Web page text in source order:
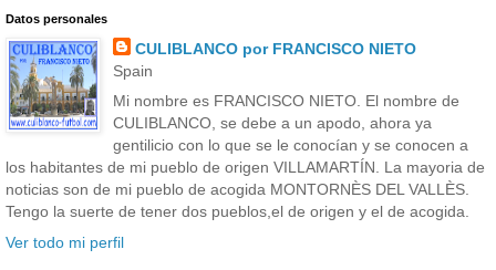
Datos personales
CULIBLANCO por FRANCISCO NIETO
Spain
Mi nombre es FRANCISCO NIETO. El nombre de
CULIBLANCO, se debe a un apodo, ahora ya
gentilicio con lo que se le conocían y se conocen a
los habitantes de mi pueblo de origen VILLAMARTÍN. La mayoria de
noticias son de mi pueblo de acogida MONTORNÈS DEL VALLÈS.
Tengo la suerte de tener dos pueblos,el de origen y el de acogida.
Ver todo mi perfil